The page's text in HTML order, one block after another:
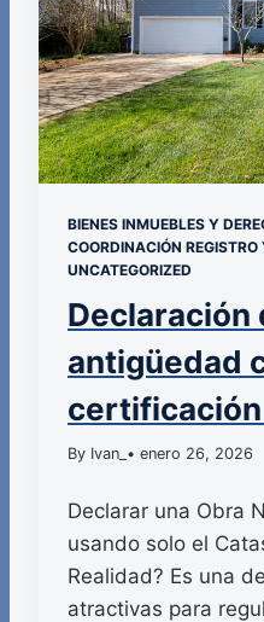
BIENES INMUEBLES Y
COORDINACIÓN REGISTRO
UNCATEGORIZED
Declaración
antigüedad
By Ivan_ • enero 26, 2026
Declarar una Obra
usando solo el
Realidad? Es una
atractivas para